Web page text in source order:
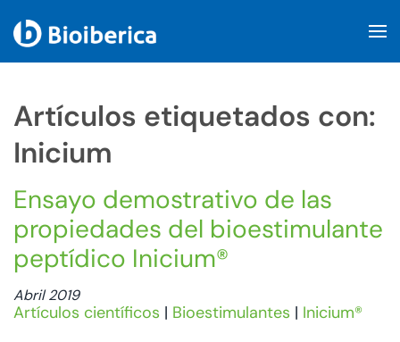
Artículos etiquetados con:
Inicium
Ensayo demostrativo de las
propiedades del bioestimulante
peptídico Inicium®
Abril 2019
Artículos científicos | Bioestimulantes | Inicium®